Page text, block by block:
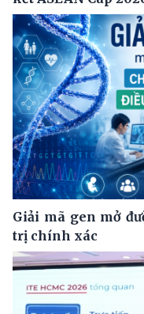
Giải mã gen mở
trị chính xác